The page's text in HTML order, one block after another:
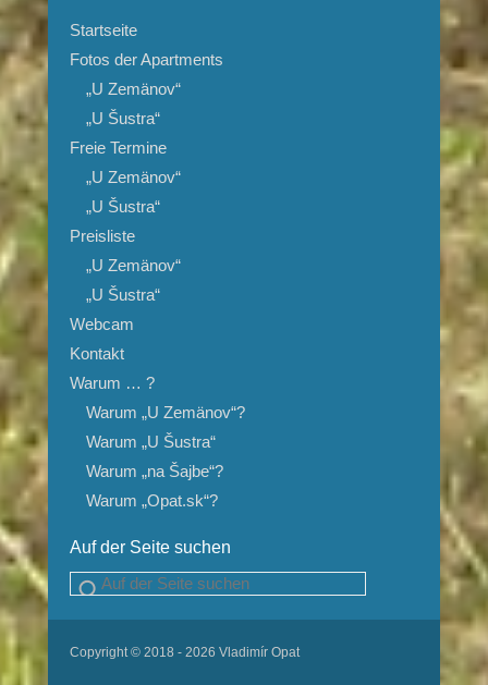
Startseite
Fotos der Apartments
„U Zemänov“
„U Šustra“
Freie Termine
„U Zemänov“
„U Šustra“
Preisliste
„U Zemänov“
„U Šustra“
Webcam
Kontakt
Warum … ?
Warum „U Zemänov“?
Warum „U Šustra“
Warum „na Šajbe“?
Warum „Opat.sk“?
Auf der Seite suchen
Suchen
Copyright © 2018 - 2026 Vladimír Opat